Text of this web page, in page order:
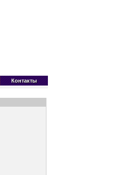
Контакты